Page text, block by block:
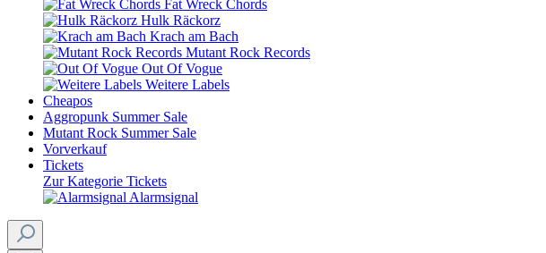
Fat Wreck Chords
Hulk Räckorz
Krach am Bach
Mutant Rock Records
Out Of Vogue
Weitere Labels
Cheapos
Aggropunk Summer Sale
Mutant Rock Summer Sale
Vorverkauf
Tickets
Zur Kategorie Tickets
Alarmsignal